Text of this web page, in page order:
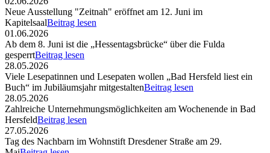
Neue Ausstellung "Zeitnah" eröffnet am 12. Juni im
KapitelsaalBeitrag lesen
01.06.2026
Ab dem 8. Juni ist die „Hessentagsbrücke“ über die Fulda
gesperrtBeitrag lesen
28.05.2026
Viele Lesepatinnen und Lesepaten wollen „Bad Hersfeld liest ein
Buch“ im Jubiläumsjahr mitgestaltenBeitrag lesen
28.05.2026
Zahlreiche Unternehmungsmöglichkeiten am Wochenende in Bad
HersfeldBeitrag lesen
27.05.2026
Tag des Nachbarn im Wohnstift Dresdener Straße am 29.